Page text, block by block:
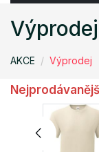
Výprodej
AKCE Výprodej